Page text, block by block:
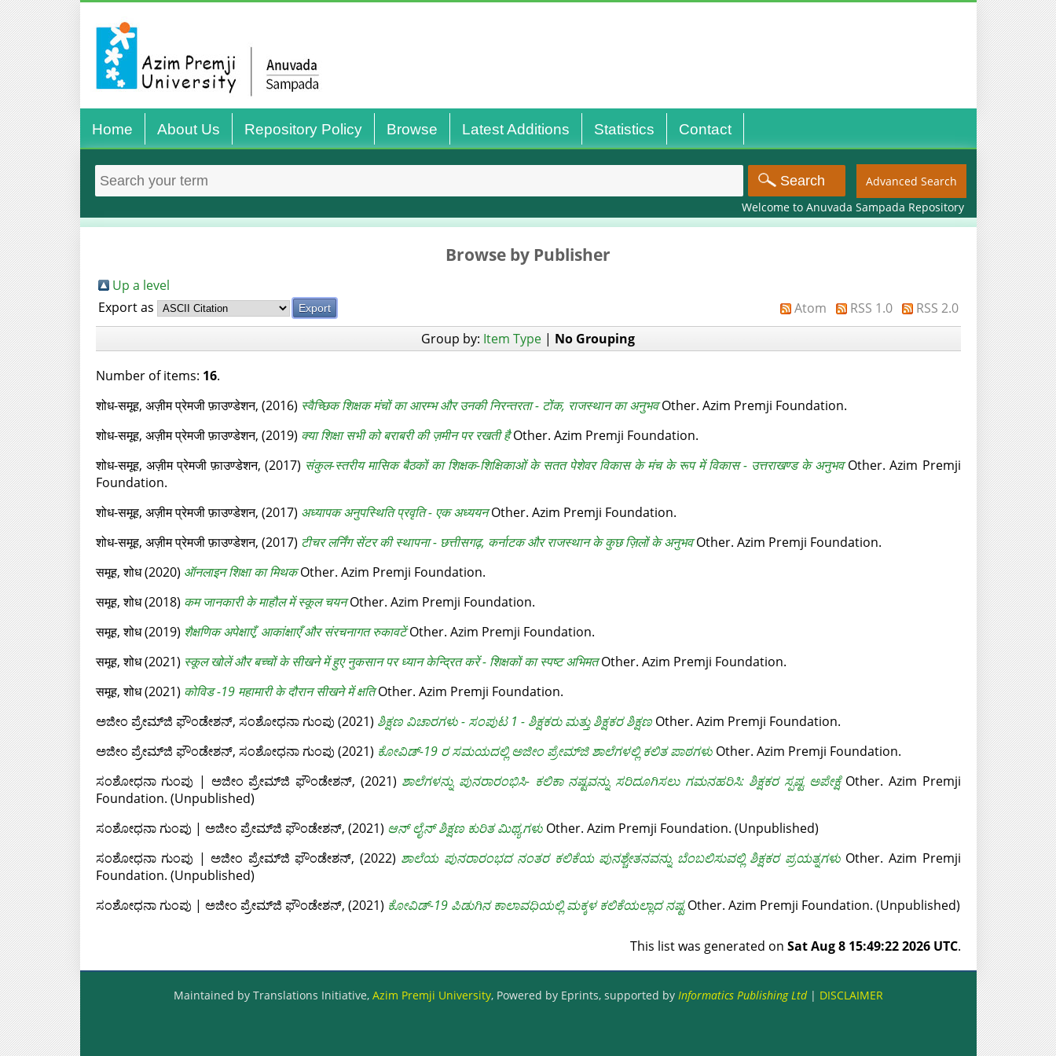
Home About Us Repository Policy Browse Latest Additions Statistics Contact
Advanced Search
Welcome to Anuvada Sampada Repository
Browse by Publisher
Up a level
Export as
Atom RSS 1.0
RSS 2.0
Group by: Item Type | No Grouping
Number of items: 16.
शोध-समूह, अज़ीम प्रेमजी फ़ाउण्डेशन, (2016) स्वैच्छिक शिक्षक मंचों का आरम्‍भ और उनकी निरन्तरता - टोंक, राजस्थान का अनुभवOther. Azim Premji Foundation.
शोध-समूह, अज़ीम प्रेमजी फ़ाउण्डेशन, (2019) क्या शिक्षा सभी को बराबरी की ज़मीन पर रखती हैOther. Azim Premji Foundation.
शोध-समूह, अज़ीम प्रेमजी फ़ाउण्डेशन, (2017) संकुल-स्तरीय मासिक बैठकों का शिक्षक-शिक्षिकाओं के सतत पेशेवर विकास के मंच के रूप में विकास - उत्तराखण्‍ड के अनुभवOther. Azim Premji
Foundation.
शोध-समूह, अज़ीम प्रेमजी फ़ाउण्डेशन, (2017) अध्यापक अनुपस्थिति प्रवृति - एक अध्ययनOther. Azim Premji Foundation.
शोध-समूह, अज़ीम प्रेमजी फ़ाउण्डेशन, (2017) टीचर लर्निंग सेंटर की स्थापना - छत्तीसगढ़, कर्नाटक और राजस्थान के कुछ ज़िलों के अनुभवOther. Azim Premji Foundation.
समूह, शोध(2020) ऑनलाइन शिक्षा का मिथकOther. Azim Premji Foundation.
समूह, शोध(2018) कम जानकारी के माहौल में स्कूल चयनOther. Azim Premji Foundation.
समूह, शोध(2019) शैक्षणिक अपेक्षाएँ, आकांक्षाएँ और संरचनागत रुकावटेंOther. Azim Premji Foundation.
समूह, शोध(2021) स्कूल खोलें और बच्चों के सीखने में हुए नुकसान पर ध्यान केन्द्रित करें - शिक्षकों का स्पष्ट अभिमतOther. Azim Premji Foundation.
समूह, शोध(2021) कोविड -19 महामारी के दौरान सीखने में क्षतिOther. Azim Premji Foundation.
ಅಜೀಂ ಪ್ರೇಮ್‌ಜಿ ಫೌಂಡೇಶನ್, ಸಂಶೋಧನಾ ಗುಂಪು (2021) ಶಿಕ್ಷಣ ವಿಚಾರಗಳು - ಸಂಪುಟ 1 - ಶಿಕ್ಷಕರು ಮತ್ತು ಶಿಕ್ಷಕರ ಶಿಕ್ಷಣOther. Azim Premji Foundation.
ಅಜೀಂ ಪ್ರೇಮ್‌ಜಿ ಫೌಂಡೇಶನ್, ಸಂಶೋಧನಾ ಗುಂಪು (2021) ಕೋವಿಡ್-19 ರ ಸಮಯದಲ್ಲಿ ಅಜೀಂ ಪ್ರೇಮ್‌ಜಿ ಶಾಲೆಗಳಲ್ಲಿ ಕಲಿತ ಪಾಠಗಳುOther. Azim Premji Foundation.
ಸಂಶೋಧನಾ ಗುಂಪು | ಅಜೀಂ ಪ್ರೇಮ್‌ಜಿ ಫೌಂಡೇಶನ್, (2021) ಶಾಲೆಗಳನ್ನು ಪುನರಾರಂಭಿಸಿ- ಕಲಿಕಾ ನಷ್ಟವನ್ನು ಸರಿದೂಗಿಸಲು ಗಮನಹರಿಸಿ: ಶಿಕ್ಷಕರ ಸ್ಪಷ್ಟ ಅಪೇಕ್ಷೆOther. Azim Premji
Foundation. (Unpublished)
ಸಂಶೋಧನಾ ಗುಂಪು | ಅಜೀಂ ಪ್ರೇಮ್‌ಜಿ ಫೌಂಡೇಶನ್, (2021) ಆನ್ ಲೈನ್ ಶಿಕ್ಷಣ ಕುರಿತ ಮಿಥ್ಯಗಳುOther. Azim Premji Foundation. (Unpublished)
ಸಂಶೋಧನಾ ಗುಂಪು | ಅಜೀಂ ಪ್ರೇಮ್‌ಜಿ ಫೌಂಡೇಶನ್, (2022) ಶಾಲೆಯ ಪುನರಾರಂಭದ ನಂತರ ಕಲಿಕೆಯ ಪುನಶ್ಚೇತನವನ್ನು ಬೆಂಬಲಿಸುವಲ್ಲಿ ಶಿಕ್ಷಕರ ಪ್ರಯತ್ನಗಳುOther. Azim Premji
Foundation. (Unpublished)
ಸಂಶೋಧನಾ ಗುಂಪು | ಅಜೀಂ ಪ್ರೇಮ್‌ಜಿ ಫೌಂಡೇಶನ್, (2021) ಕೋವಿಡ್-19 ಪಿಡುಗಿನ ಕಾಲಾವಧಿಯಲ್ಲಿ ಮಕ್ಕಳ ಕಲಿಕೆಯಲ್ಲಾದ ನಷ್ಟOther. Azim Premji Foundation. (Unpublished)
This list was generated on Sat Aug 8 15:49:22 2026 UTC.
Maintained by Translations Initiative, Azim Premji University, Powered by Eprints, supported by Informatics Publishing Ltd| DISCLAIMER